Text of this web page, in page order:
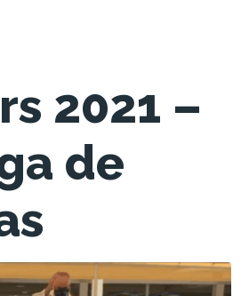
2021 –
de